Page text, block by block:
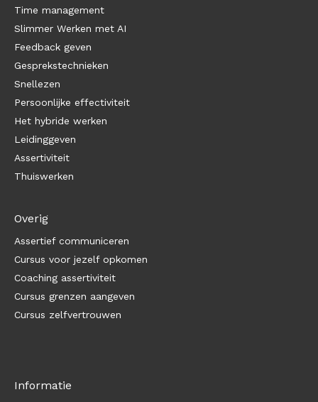
Time management
Slimmer Werken met AI
Feedback geven
Gesprekstechnieken
Snellezen
Persoonlijke effectiviteit
Het hybride werken
Leidinggeven
Assertiviteit
Thuiswerken
Overig
Assertief communiceren
Cursus voor jezelf opkomen
Coaching assertiviteit
Cursus grenzen aangeven
Cursus zelfvertrouwen
Informatie